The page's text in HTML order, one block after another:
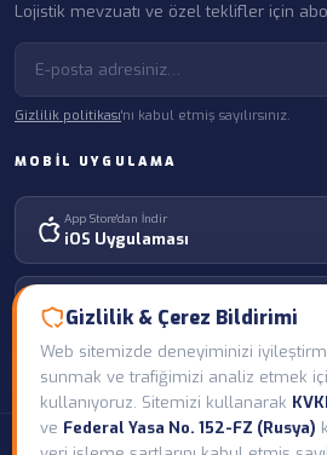
Lojistik mevzuatı ve özel teklifler için
Gizlilik politikası'nı kabul etmiş sayılırsınız.
MOBIL UYGULAMA
App Store'dan İndir
iOS Uygulaması
Android Uygulaması
Gizlilik & Çerez Bildirimi
Web sitemizde deneyiminizi
sunmak ve trafiğimizi analiz etmek
kullanıyoruz. Sitemizi kullanarak
ve Federal Yasa No. 152-FZ (Rusya)